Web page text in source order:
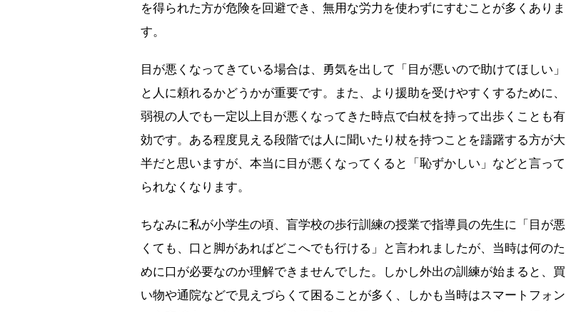
を得られた方が危険を回避でき、無用な労力を使わずにすむことが多くありま
す。
目が悪くなってきている場合は、勇気を出して「目が悪いので助けてほしい」
と人に頼れるかどうかが重要です。また、より援助を受けやすくするために、
弱視の人でも一定以上目が悪くなってきた時点で白杖を持って出歩くことも有
効です。ある程度見える段階では人に聞いたり杖を持つことを躊躇する方が大
半だと思いますが、本当に目が悪くなってくると「恥ずかしい」などと言って
られなくなります。
ちなみに私が小学生の頃、盲学校の歩行訓練の授業で指導員の先生に「目が悪
くても、口と脚があればどこへでも行ける」と言われましたが、当時は何のた
めに口が必要なのか理解できませんでした。しかし外出の訓練が始まると、買
い物や通院などで見えづらくて困ることが多く、しかも当時はスマートフォン